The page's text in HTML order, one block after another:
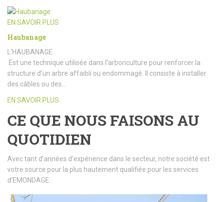
EN SAVOIR PLUS
Haubanage
L’HAUBANAGE
Est une technique utilisée dans l’arboriculture pour renforcer la
structure d’un arbre affaibli ou endommagé. Il consiste à installer
des câbles ou des…
EN SAVOIR PLUS
CE QUE NOUS FAISONS AU
QUOTIDIEN
Avec tant d’années d’expérience dans le secteur, notre société est
votre source pour la plus hautement qualifiée pour les services
d’EMONDAGE.